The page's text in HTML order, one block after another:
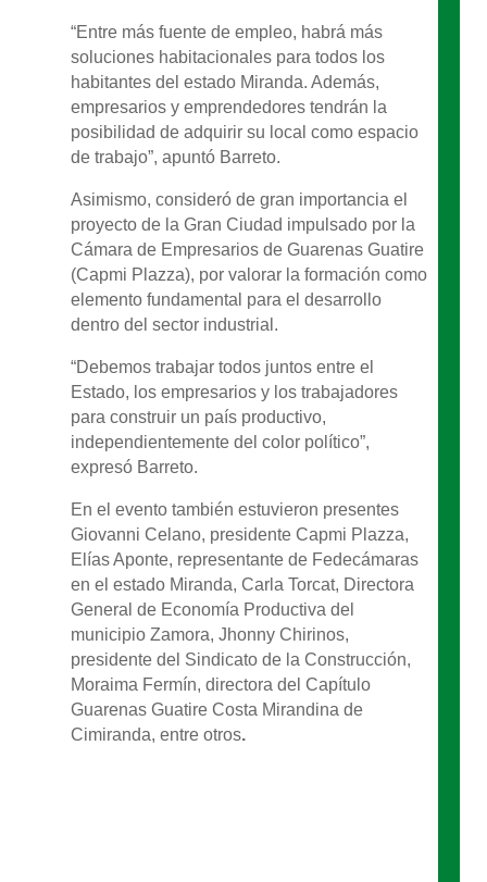
“Entre más fuente de empleo, habrá más
soluciones habitacionales para todos los
habitantes del estado Miranda. Además,
empresarios y emprendedores tendrán la
posibilidad de adquirir su local como espacio
de trabajo”, apuntó Barreto.
Asimismo, consideró de gran importancia el
proyecto de la Gran Ciudad impulsado por la
Cámara de Empresarios de Guarenas Guatire
(Capmi Plazza), por valorar la formación como
elemento fundamental para el desarrollo
dentro del sector industrial.
“Debemos trabajar todos juntos entre el
Estado, los empresarios y los trabajadores
para construir un país productivo,
independientemente del color político”,
expresó Barreto.
En el evento también estuvieron presentes
Giovanni Celano, presidente Capmi Plazza,
Elías Aponte, representante de Fedecámaras
en el estado Miranda, Carla Torcat, Directora
General de Economía Productiva del
municipio Zamora, Jhonny Chirinos,
presidente del Sindicato de la Construcción,
Moraima Fermín, directora del Capítulo
Guarenas Guatire Costa Mirandina de
Cimiranda, entre otros.